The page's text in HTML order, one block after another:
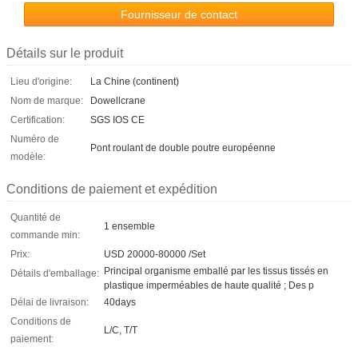
Fournisseur de contact
Détails sur le produit
Lieu d'origine:
La Chine (continent)
Nom de marque:
Dowellcrane
Certification:
SGS IOS CE
Numéro de
modèle:
Pont roulant de double poutre européenne
Conditions de paiement et expédition
Quantité de
commande min:
1 ensemble
Prix:
USD 20000-80000 /Set
Détails d'emballage: Principal organisme emballé par les tissus tissés en
plastique imperméables de haute qualité ; Des p
Délai de livraison:
40days
Conditions de
paiement:
L/C, T/T